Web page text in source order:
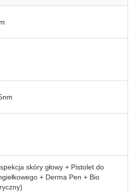
skóry głowy + Pistolet do
+ Derma Pen + Bio